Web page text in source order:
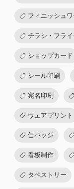
フィニッシュワ
チラシ・フラ
ショップカード
シール印刷
宛名印刷
ウェアプリント
缶バッジ
看板制作
タペストリー